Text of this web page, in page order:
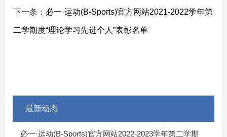
下一条： 必一·运动(B-Sports)官方网站2021-2022学年第
二学期度“理论学习先进个人”表彰名单
最新动态
必一·运动(B-Sports)官方网站2022-2023学年第二学期